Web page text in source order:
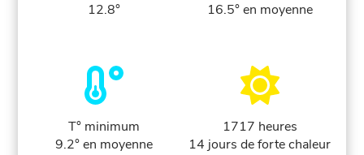
12.8°
16.5° en moyenne
T° minimum
9.2° en moyenne
1717 heures
14 jours de forte chaleur